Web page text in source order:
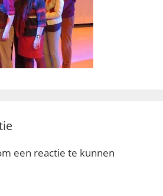
een reactie te kunnen